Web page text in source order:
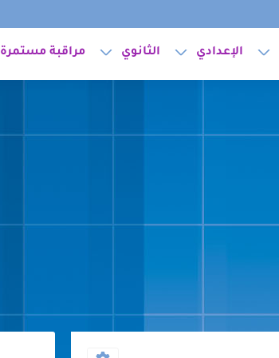
الإعدادي الثانوي مراقبة مستمرة